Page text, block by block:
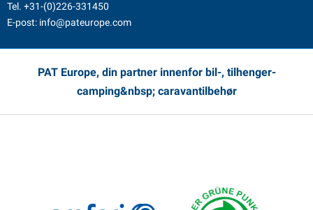
Tel. +31-(0)226-331450
E-post: info@pateurope.com
PAT Europe, din partner innenfor bil-, tilhenger-
camping&nbsp; caravantilbehør